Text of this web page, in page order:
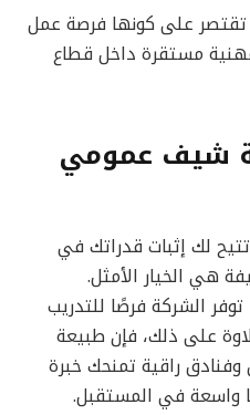
تقتصر على كونها فرصة عمل
مستقرة داخل قطاع
شيف عمومي
لك إثبات قدراتك في
هي الخيار الأمثل.
توفر الشركة فرصًا للتدريب
على ذلك، فإن طبيعة
راقية تمنحك خبرة
واسعة في المستقبل.